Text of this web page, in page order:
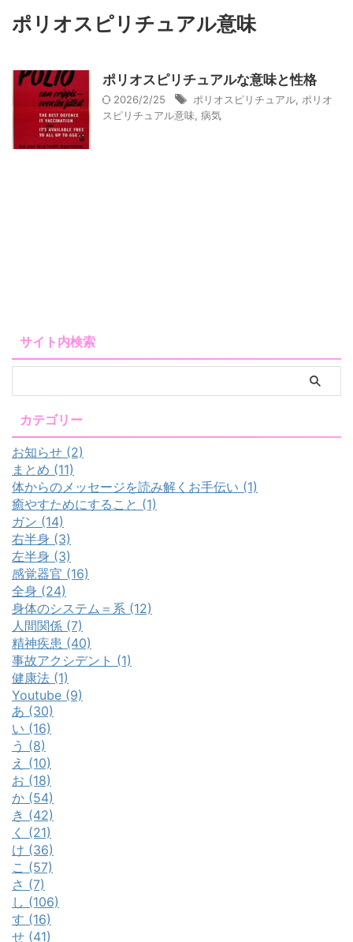
ポリオスピリチュアル意味
ポリオスピリチュアルな意味と性格
2026/2/25 ポリオスピリチュアル ポリオ
スピリチュアル意味 病気
サイト内検索
カテゴリー
お知らせ (2)
まとめ (11)
体からのメッセージを読み解くお手伝い (1)
癒やすためにすること (1)
ガン (14)
右半身 (3)
左半身 (3)
感覚器官 (16)
全身 (24)
身体のシステム＝系 (12)
人間関係 (7)
精神疾患 (40)
事故アクシデント (1)
健康法 (1)
Youtube (9)
あ (30)
い (16)
う (8)
え (10)
お (18)
か (54)
き (42)
く (21)
け (36)
こ (57)
さ (7)
し (106)
す (16)
せ (41)